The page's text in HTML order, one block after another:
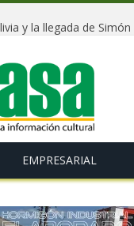
EMPRESARIAL